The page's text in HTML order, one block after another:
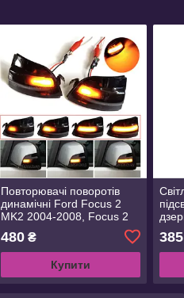
Повторювачі поворотів
динамічні Ford Focus 2
MK2 2004-2008, Focus 2
C-MAX 2003-2007, C-MAX
2007-2010
480₴
Купити
Eos
385